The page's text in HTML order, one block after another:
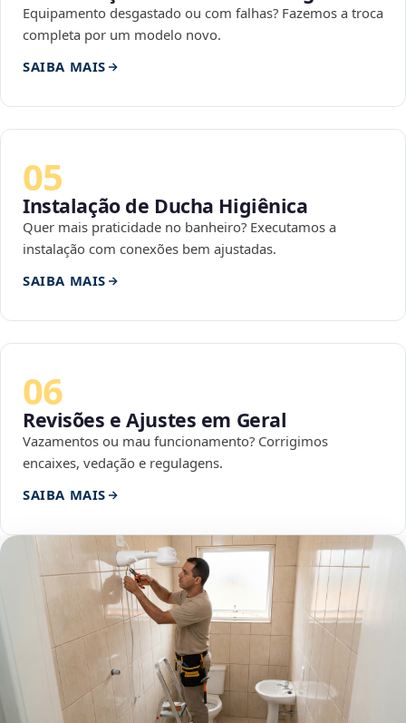
Equipamento desgastado ou com falhas? Fazemos a troca
completa por um modelo novo.
SAIBA MAIS
05
Instalação de Ducha Higiênica
Quer mais praticidade no banheiro? Executamos a
instalação com conexões bem ajustadas.
SAIBA MAIS
06
Revisões e Ajustes em Geral
Vazamentos ou mau funcionamento? Corrigimos
encaixes, vedação e regulagens.
SAIBA MAIS